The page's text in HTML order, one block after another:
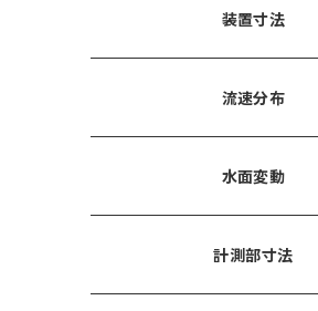
装置寸法
流速分布
水面変動
計測部寸法